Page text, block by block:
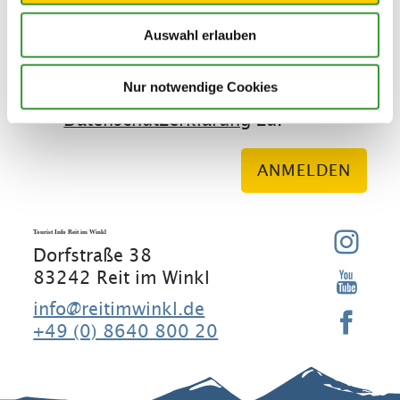
Auswahl erlauben
Nur notwendige Cookies
E-Mail Adresse
Datenschutzerklärungzu. *
ANMELDEN
Tourist Info Reit im Winkl
Dorfstraße 38
83242 Reit im Winkl
info@reitimwinkl.de
+49 (0) 8640 800 20